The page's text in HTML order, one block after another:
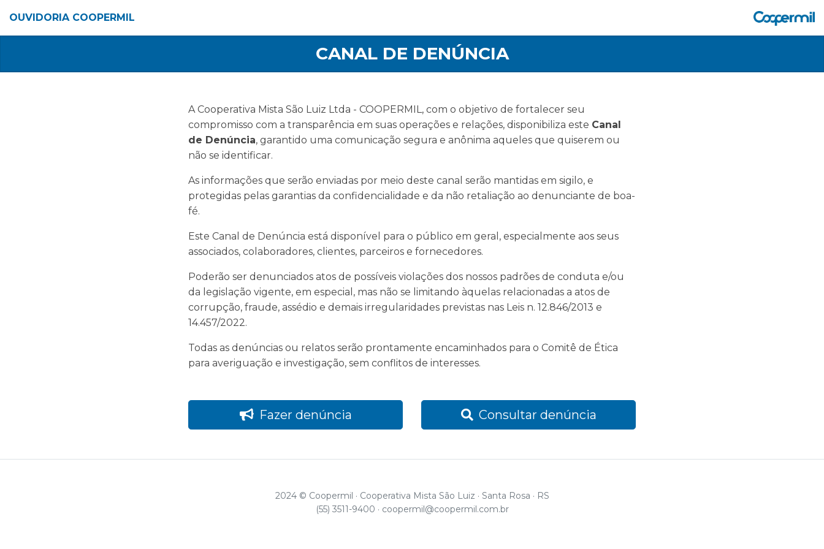
OUVIDORIA COOPERMIL
CANAL DE DENÚNCIA
A Cooperativa Mista São Luiz Ltda - COOPERMIL, com o objetivo de fortalecer seu
compromisso com a transparência em suas operações e relações, disponibiliza este Canal
de Denúncia, garantido uma comunicação segura e anônima aqueles que quiserem ou
não se identificar.
As informações que serão enviadas por meio deste canal serão mantidas em sigilo, e
protegidas pelas garantias da confidencialidade e da não retaliação ao denunciante de boa-
fé.
Este Canal de Denúncia está disponível para o público em geral, especialmente aos seus
associados, colaboradores, clientes, parceiros e fornecedores.
Poderão ser denunciados atos de possíveis violações dos nossos padrões de conduta e/ou
da legislação vigente, em especial, mas não se limitando àquelas relacionadas a atos de
corrupção, fraude, assédio e demais irregularidades previstas nas Leis n. 12.846/2013 e
14.457/2022.
Todas as denúncias ou relatos serão prontamente encaminhados para o Comitê de Ética
para averiguação e investigação, sem conflitos de interesses.
Fazer denúncia Consultar denúncia
2024 © Coopermil · Cooperativa Mista São Luiz · Santa Rosa · RS
(55) 3511-9400 · coopermil@coopermil.com.br